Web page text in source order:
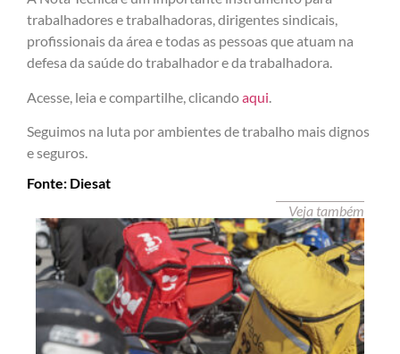
trabalhadores e trabalhadoras, dirigentes sindicais,
profissionais da área e todas as pessoas que atuam na
defesa da saúde do trabalhador e da trabalhadora.
Acesse, leia e compartilhe, clicandoaqui
Seguimos na luta por ambientes de trabalho mais dignos
e seguros.
Fonte: Diesat
Veja também